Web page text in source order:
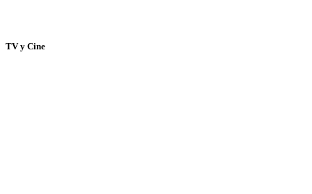
TV y Cine